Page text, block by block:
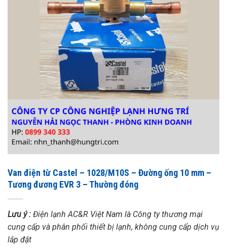
Van điện từ Castel – 1028/M10S – Đường ống 10 mm –
Tương đương EVR 3 – Thường đóng
Lưu ý : Điện lạnh AC&R Việt Nam là Công ty thương mại
cung cấp và phân phối thiết bị lạnh, không cung cấp dịch vụ
lắp đặt